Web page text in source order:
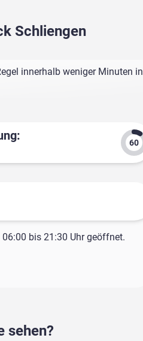
Schliengen
innerhalb weniger Minuten in
bis 21:30 Uhr geöffnet.
sehen?